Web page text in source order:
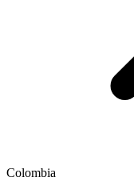
Colombia